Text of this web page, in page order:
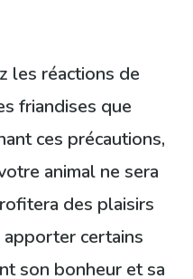
les réactions de
friandises que
ces précautions,
animal ne sera
des plaisirs
certains
son bonheur et sa